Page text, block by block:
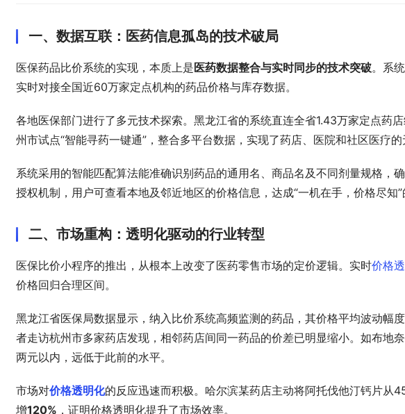
一、数据互联：医药信息孤岛的技术破局
医保药品比价系统的实现，本质上是医药数据整合与实时同步的技术突破。系
实时对接全国近60万家定点机构的药品价格与库存数据。
各地医保部门进行了多元技术探索。黑龙江省的系统直连全省1.43万家定点药
州市试点“智能寻药一键通”，整合多平台数据，实现了药店、医院和社区医疗的
系统采用的智能匹配算法能准确识别药品的通用名、商品名及不同剂量规格，
授权机制，用户可查看本地及邻近地区的价格信息，达成“一机在手，价格尽知”
二、市场重构：透明化驱动的行业转型
医保比价小程序的推出，从根本上改变了医药零售市场的定价逻辑。实时价格
价格回归合理区间。
黑龙江省医保局数据显示，纳入比价系统高频监测的药品，其价格平均波动幅
者走访杭州市多家药店发现，相邻药店间同一药品的价差已明显缩小。如布地
两元以内，远低于此前的水平。
市场对价格透明化的反应迅速而积极。哈尔滨某药店主动将阿托伐他汀钙片从
增120% ，证明价格透明化提升了市场效率。